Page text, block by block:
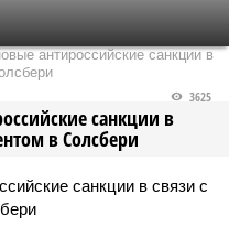
антироссийские санкции в
санкции в
в Солсбери
3625